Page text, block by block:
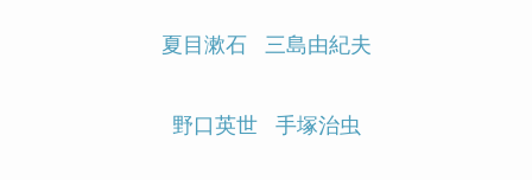
夏目漱石 三島由紀夫
野口英世 手塚治虫